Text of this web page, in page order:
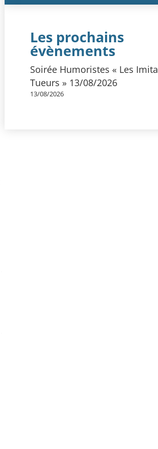
Les prochains
évènements
Soirée Humoristes « Les Imita
Tueurs » 13/08/2026
13/08/2026